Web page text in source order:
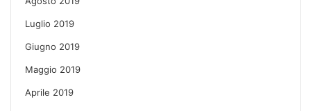
Luglio 2019
Giugno 2019
Maggio 2019
Aprile 2019